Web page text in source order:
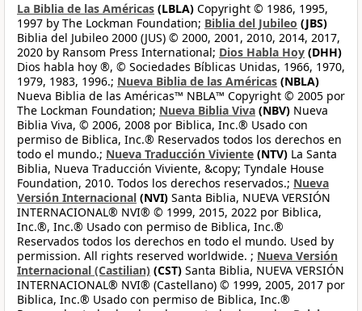
La Biblia de las Américas (LBLA) Copyright © 1986, 1995,
1997 by The Lockman Foundation; Biblia del Jubileo (JBS)
Biblia del Jubileo 2000 (JUS) © 2000, 2001, 2010, 2014, 2017,
2020 by Ransom Press International; Dios Habla Hoy (DHH)
Dios habla hoy ®, © Sociedades Bíblicas Unidas, 1966, 1970,
1979, 1983, 1996.; Nueva Biblia de las Américas (NBLA)
Nueva Biblia de las Américas™ NBLA™ Copyright © 2005 por
The Lockman Foundation; Nueva Biblia Viva (NBV) Nueva
Biblia Viva, © 2006, 2008 por Biblica, Inc.® Usado con
permiso de Biblica, Inc.® Reservados todos los derechos en
todo el mundo.; Nueva Traducción Viviente (NTV) La Santa
Biblia, Nueva Traducción Viviente, &copy; Tyndale House
Foundation, 2010. Todos los derechos reservados.; Nueva
Versión Internacional (NVI) Santa Biblia, NUEVA VERSIÓN
INTERNACIONAL® NVI® © 1999, 2015, 2022 por Biblica,
Inc.®, Inc.® Usado con permiso de Biblica, Inc.®
Reservados todos los derechos en todo el mundo. Used by
permission. All rights reserved worldwide. ; Nueva Versión
Internacional (Castilian) (CST) Santa Biblia, NUEVA VERSIÓN
INTERNACIONAL® NVI® (Castellano) © 1999, 2005, 2017 por
Biblica, Inc.® Usado con permiso de Biblica, Inc.®